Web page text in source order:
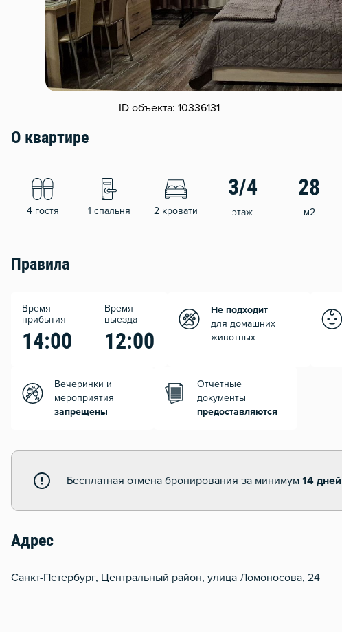
ID объекта: 10336131
О квартире
4 гостя 1 спальня 2 кровати
3/4
этаж
28
м2
Правила
Время
прибытия
14:00
Время
выезда
12:00
Не подходит
для домашних
животных
Вечеринки и
мероприятия
запрещены
Отчетные
документы
предоставляются
Бесплатная отмена бронирования за минимум 14 дней
Адрес
Санкт-Петербург, Центральный район, улица Ломоносова, 24